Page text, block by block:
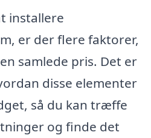
installere
er der flere faktorer,
samlede pris. Det er
disse elementer
så du kan træffe
og finde det